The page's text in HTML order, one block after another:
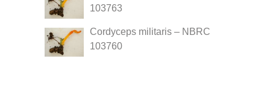
103763
Cordyceps militaris – NBRC
103760